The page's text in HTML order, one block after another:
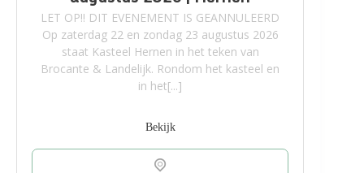
LET OP!! DIT EVENEMENT IS GEANNULEERD
Op zaterdag 22 en zondag 23 augustus 2026
staat Kasteel Hernen in het teken van
Brocante & Landelijk. Rondom het kasteel en
in het[...]
Bekijk